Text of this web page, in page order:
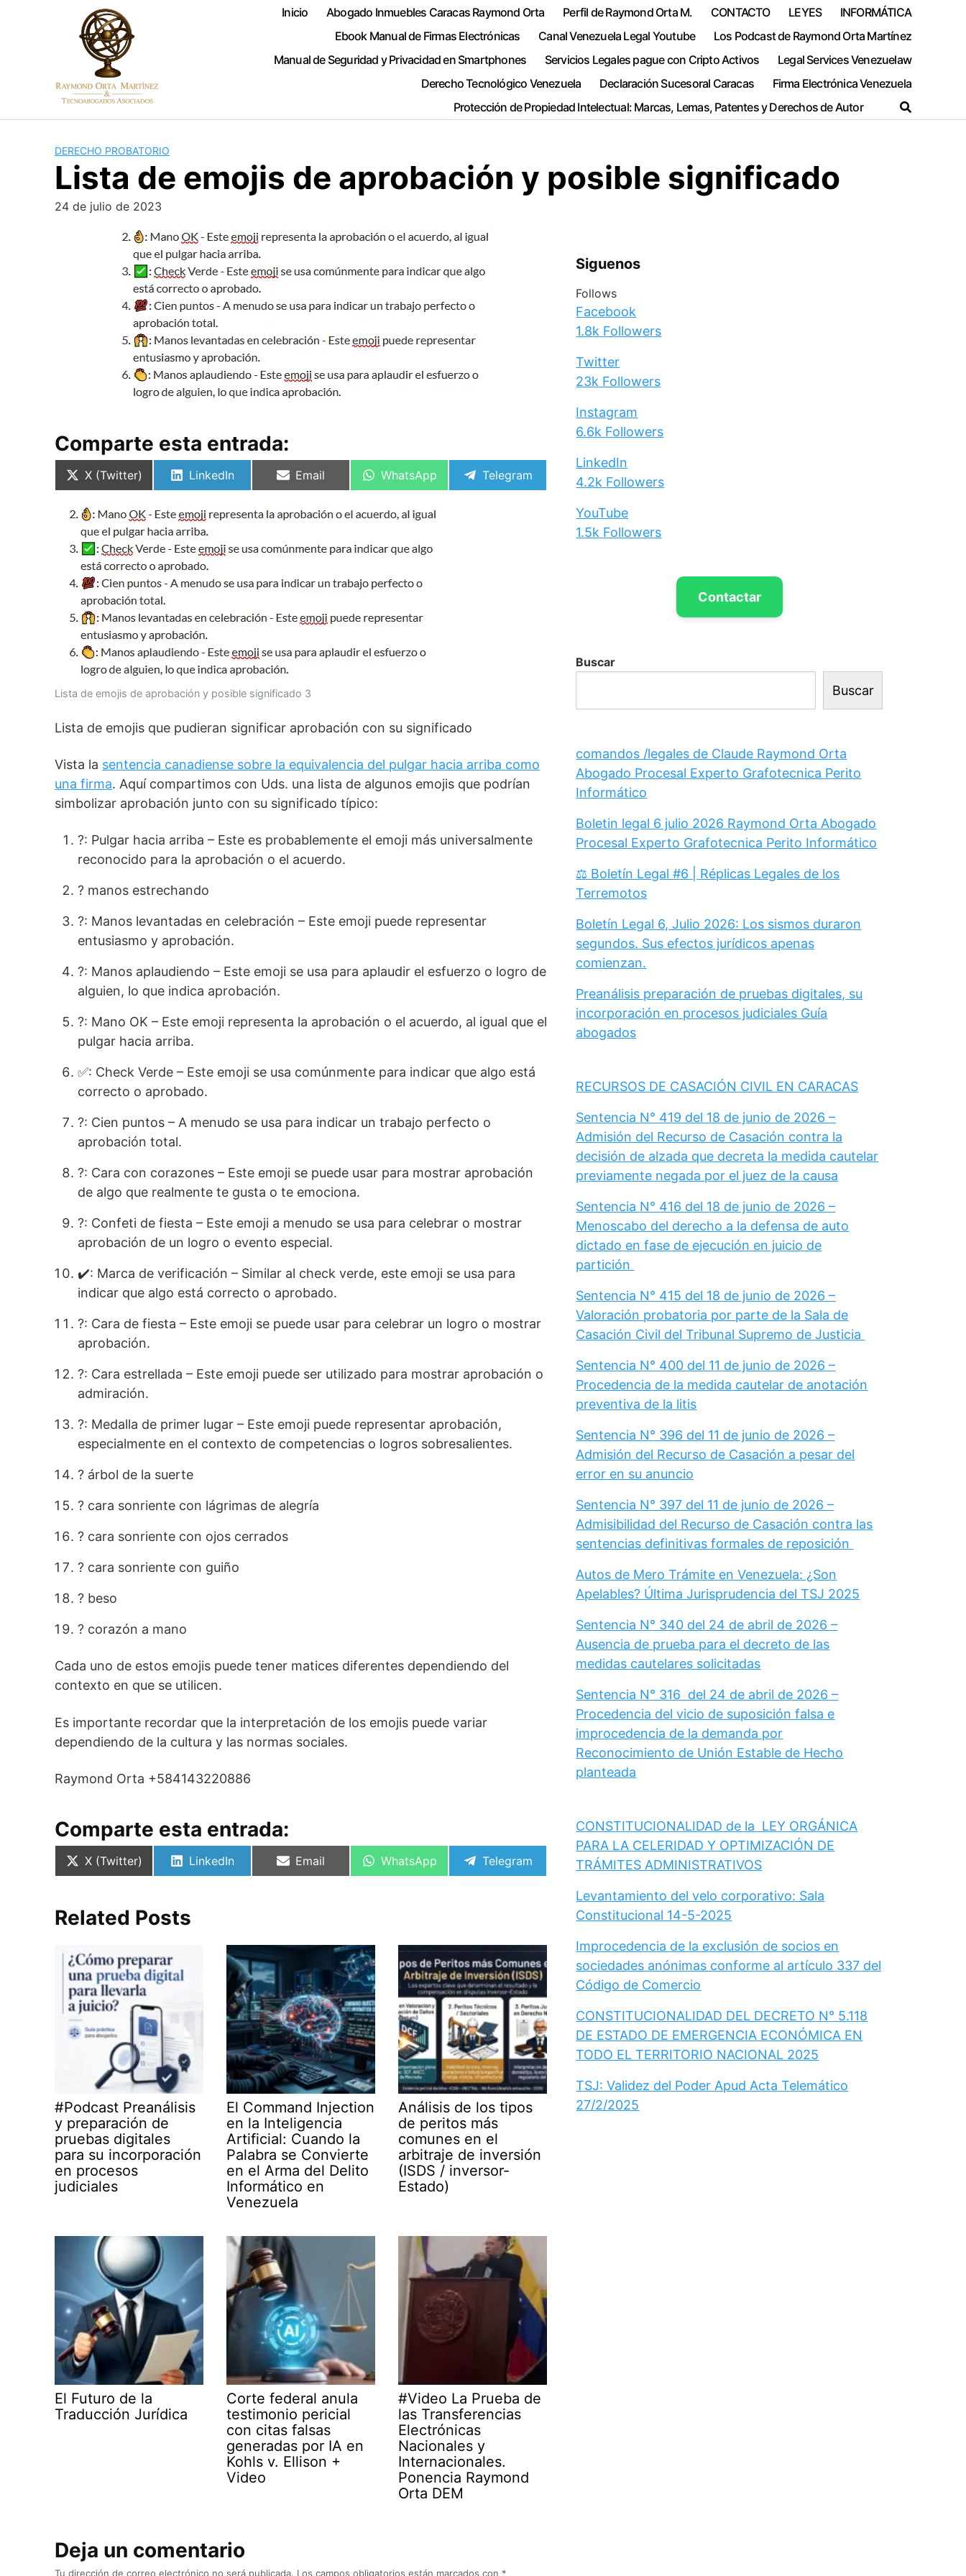
Inicio Abogado Inmuebles Caracas Raymond Orta Perfil de Raymond Orta M. CONTACTO LEYES
INFORMÁTICA
Ebook Manual de Firmas Electrónicas
Canal Venezuela Legal Youtube
Los Podcast de Raymond Orta Martínez
Manual de Seguridad y Privacidad en Smartphones
Servicios Legales pague con Cripto Activos
Legal Services Venezuelaw
Derecho Tecnológico Venezuela
Declaración Sucesoral Caracas
Firma Electrónica Venezuela
Protección de Propiedad Intelectual: Marcas, Lemas, Patentes y Derechos de Autor
DERECHO PROBATORIO
Lista de emojis de aprobación y posible significado
24 de julio de 2023
Comparte esta entrada:
Compartir
X (Twitter)
Compartir
LinkedIn
Compartir
Email
Compartir
WhatsApp
Compartir
Telegram
Lista de emojis de aprobación y posible significado 3
Lista de emojis que pudieran significar aprobación con su significado
Vista la sentencia canadiense sobre la equivalencia del pulgar hacia arriba como
una firma. Aquí compartimos con Uds. una lista de algunos emojis que podrían
simbolizar aprobación junto con su significado típico:
?: Pulgar hacia arriba – Este es probablemente el emoji más universalmente
reconocido para la aprobación o el acuerdo.
? manos estrechando
?: Manos levantadas en celebración – Este emoji puede representar
entusiasmo y aprobación.
?: Manos aplaudiendo – Este emoji se usa para aplaudir el esfuerzo o logro de
alguien, lo que indica aprobación.
?: Mano OK – Este emoji representa la aprobación o el acuerdo, al igual que el
pulgar hacia arriba.
✅: Check Verde – Este emoji se usa comúnmente para indicar que algo está
correcto o aprobado.
?: Cien puntos – A menudo se usa para indicar un trabajo perfecto o
aprobación total.
?: Cara con corazones – Este emoji se puede usar para mostrar aprobación
de algo que realmente te gusta o te emociona.
?: Confeti de fiesta – Este emoji a menudo se usa para celebrar o mostrar
aprobación de un logro o evento especial.
✔️: Marca de verificación – Similar al check verde, este emoji se usa para
indicar que algo está correcto o aprobado.
?: Cara de fiesta – Este emoji se puede usar para celebrar un logro o mostrar
aprobación.
?: Cara estrellada – Este emoji puede ser utilizado para mostrar aprobación o
admiración.
?: Medalla de primer lugar – Este emoji puede representar aprobación,
especialmente en el contexto de competencias o logros sobresalientes.
? árbol de la suerte
? cara sonriente con lágrimas de alegría
? cara sonriente con ojos cerrados
? cara sonriente con guiño
? beso
? corazón a mano
Cada uno de estos emojis puede tener matices diferentes dependiendo del
contexto en que se utilicen.
Es importante recordar que la interpretación de los emojis puede variar
dependiendo de la cultura y las normas sociales.
Raymond Orta +584143220886
Comparte esta entrada:
Compartir
X (Twitter)
Compartir
LinkedIn
Compartir
Email
Compartir
WhatsApp
Compartir
Telegram
Related Posts
#Podcast Preanálisis
y preparación de
pruebas digitales
para su incorporación
en procesos
judiciales
El Command Injection
en la Inteligencia
Artificial: Cuando la
Palabra se Convierte
en el Arma del Delito
Informático en
Venezuela
Análisis de los tipos
de peritos más
comunes en el
arbitraje de inversión
(ISDS / inversor-
Estado)
El Futuro de la
Traducción Jurídica
Corte federal anula
testimonio pericial
con citas falsas
generadas por IA en
Kohls v. Ellison +
Video
#Video La Prueba de
las Transferencias
Electrónicas
Nacionales y
Internacionales.
Ponencia Raymond
Orta DEM
Deja un comentario
Tu dirección de correo electrónico no será publicada. Los campos obligatorios están marcados con *
Siguenos
Follows
Facebook
1.8k Followers
Twitter
23k Followers
Instagram
6.6k Followers
LinkedIn
4.2k Followers
YouTube
1.5k Followers
Contactar
Buscar
Buscar
comandos /legales de Claude Raymond Orta
Abogado Procesal Experto Grafotecnica Perito
Informático
Boletin legal 6 julio 2026 Raymond Orta Abogado
Procesal Experto Grafotecnica Perito Informático
⚖️ Boletín Legal #6 | Réplicas Legales de los
Terremotos
Boletín Legal 6, Julio 2026: Los sismos duraron
segundos. Sus efectos jurídicos apenas
comienzan.
Preanálisis preparación de pruebas digitales, su
incorporación en procesos judiciales Guía
abogados
RECURSOS DE CASACIÓN CIVIL EN CARACAS
Sentencia N° 419 del 18 de junio de 2026 –
Admisión del Recurso de Casación contra la
decisión de alzada que decreta la medida cautelar
previamente negada por el juez de la causa
Sentencia N° 416 del 18 de junio de 2026 –
Menoscabo del derecho a la defensa de auto
dictado en fase de ejecución en juicio de
partición
Sentencia N° 415 del 18 de junio de 2026 –
Valoración probatoria por parte de la Sala de
Casación Civil del Tribunal Supremo de Justicia
Sentencia N° 400 del 11 de junio de 2026 –
Procedencia de la medida cautelar de anotación
preventiva de la litis
Sentencia N° 396 del 11 de junio de 2026 –
Admisión del Recurso de Casación a pesar del
error en su anuncio
Sentencia N° 397 del 11 de junio de 2026 –
Admisibilidad del Recurso de Casación contra las
sentencias definitivas formales de reposición
Autos de Mero Trámite en Venezuela: ¿Son
Apelables? Última Jurisprudencia del TSJ 2025
Sentencia N° 340 del 24 de abril de 2026 –
Ausencia de prueba para el decreto de las
medidas cautelares solicitadas
Sentencia N° 316 del 24 de abril de 2026 –
Procedencia del vicio de suposición falsa e
improcedencia de la demanda por
Reconocimiento de Unión Estable de Hecho
planteada
CONSTITUCIONALIDAD de la LEY ORGÁNICA
PARA LA CELERIDAD Y OPTIMIZACIÓN DE
TRÁMITES ADMINISTRATIVOS
Levantamiento del velo corporativo: Sala
Constitucional 14-5-2025
Improcedencia de la exclusión de socios en
sociedades anónimas conforme al artículo 337 del
Código de Comercio
CONSTITUCIONALIDAD DEL DECRETO N° 5.118
DE ESTADO DE EMERGENCIA ECONÓMICA EN
TODO EL TERRITORIO NACIONAL 2025
TSJ: Validez del Poder Apud Acta Telemático
27/2/2025